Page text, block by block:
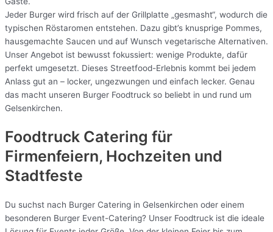
Jeder Burger wird frisch auf der Grillplatte „gesmasht“, wodurch die
typischen Röstaromen entstehen. Dazu gibt’s knusprige Pommes,
hausgemachte Saucen und auf Wunsch vegetarische Alternativen.
Unser Angebot ist bewusst fokussiert: wenige Produkte, dafür
perfekt umgesetzt. Dieses Streetfood-Erlebnis kommt bei jedem
Anlass gut an – locker, ungezwungen und einfach lecker. Genau
das macht unseren Burger Foodtruck so beliebt in und rund um
Gelsenkirchen.
Foodtruck Catering für
Firmenfeiern, Hochzeiten und
Stadtfeste
Du suchst nach Burger Catering in Gelsenkirchen oder einem
besonderen Burger Event-Catering? Unser Foodtruck ist die ideale